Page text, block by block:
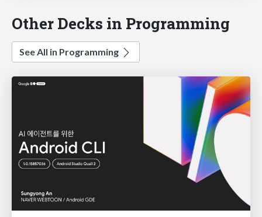
Other Decks in Programming
See All in Programming